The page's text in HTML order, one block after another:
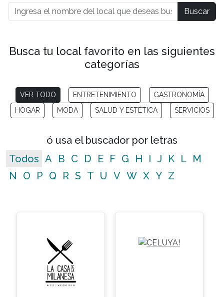
Buscar
Busca tu local favorito en las siguientes
categorías
VER TODO ENTRETENIMIENTO
GASTRONOMÍA
HOGAR
MODA SALUD Y ESTÉTICA SERVICIOS
ó usa el buscador por letras
Todos A B C D E F G H I J K L M
N
O P Q R S T U V W X Y Z